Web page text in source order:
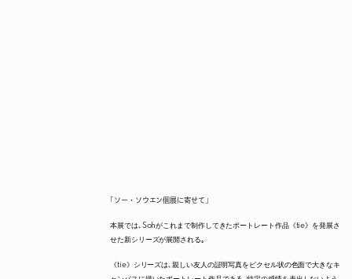
｢ソー・ソウエン個展に寄せて｣
本展では､Sohがこれまで制作してきたポートレート作品《tie》を発展さ
せた新シリーズが展開される｡
《tie》シリーズは､親しい友人の証明写真をピクセル状の色面で大きなキ